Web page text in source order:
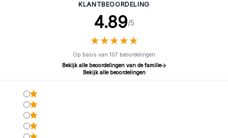
KLANTBEOORDELING
4.89/5
★★★★★
★★★★★
Op basis van 107 beoordelingen
Bekijk alle beoordelingen van de familie
Bekijk alle beoordelingen